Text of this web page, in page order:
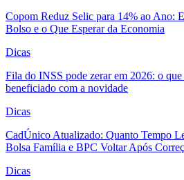
Copom Reduz Selic para 14% ao Ano:
Bolso e o Que Esperar da Economia
Dicas
Fila do INSS pode zerar em 2026: o
beneficiado com a novidade
Dicas
CadÚnico Atualizado: Quanto Tempo
Bolsa Família e BPC Voltar Após
Dicas